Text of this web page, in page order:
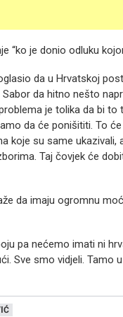
“ko je donio odluku
da u Hrvatskoj
da hitno nešto
je tolika da bi
da će ponišititi. To
koje su same
Taj čovjek će
da imaju ogromnu
pa nećemo imati ni
Sve smo vidjeli. Tamo